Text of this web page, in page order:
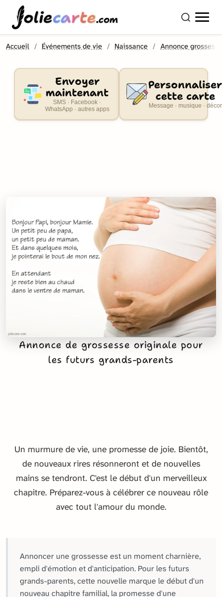
oliecarte.com
Accueil Événements de vie Naissance Annonce grossesse
Envoyer
maintenant
SMS · Facebook ·
WhatsApp · autres apps
Personnaliser
cette carte
Message · musique · décor
Annonce de grossesse originale pour
les futurs grands-parents
Un murmure de vie, une promesse de joie. Bientôt,
de nouveaux rires résonneront et de nouvelles
mains se tendront. C'est le début d'un merveilleux
chapitre. Préparez-vous à célébrer ce nouveau rôle
avec tout l'amour du monde.
Annoncer une grossesse est un moment charnière,
empli d'émotion et d'anticipation. Pour les futurs
grands-parents, cette nouvelle marque le début d'un
nouveau chapitre familial, la promesse d'une